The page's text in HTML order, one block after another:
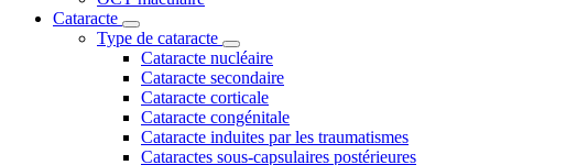
Cataracte
Type de cataracte
Cataracte nucléaire
Cataracte secondaire
Cataracte corticale
Cataracte congénitale
Cataracte induites par les traumatismes
Cataractes sous-capsulaires postérieures